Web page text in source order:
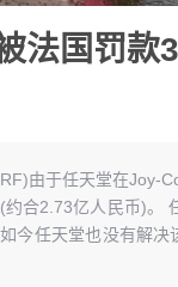
法国罚款
由于任天堂在Joy-
合2.73亿人民币)。
今任天堂也没有解